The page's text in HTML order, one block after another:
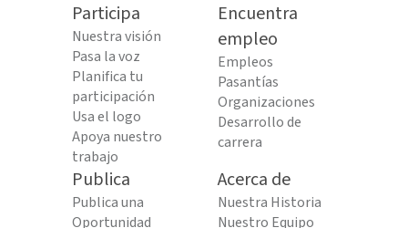
Participa
Nuestra visión
Pasa la voz
Planifica tu
participación
Usa el logo
Apoya nuestro
trabajo
Encuentra
empleo
Empleos
Pasantías
Organizaciones
Desarrollo de
carrera
Publica
Publica una
Oportunidad
Acerca de
Nuestra Historia
Nuestro Equipo